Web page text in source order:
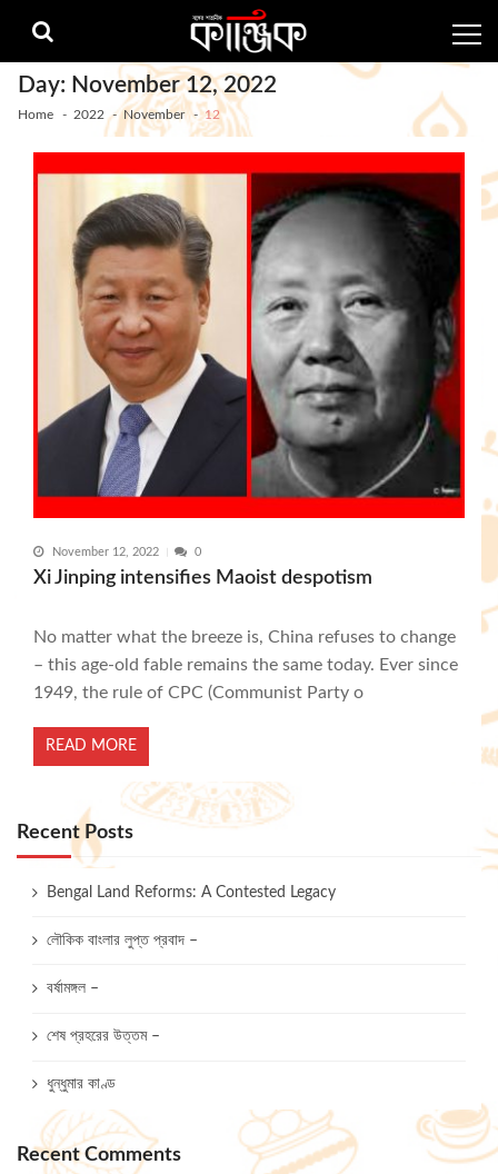
navigation
content
Day: November 12, 2022
Home 2022 November 12
November 12, 2022 0
Xi Jinping intensifies Maoist despotism
No matter what the breeze is, China refuses to change
– this age-old fable remains the same today. Ever since
1949, the rule of CPC (Communist Party o
READ MORE
Recent Posts
Bengal Land Reforms: A Contested Legacy
লৌকিক বাংলার লুপ্ত প্রবাদ –
বর্ষামঙ্গল –
শেষ প্রহরের উত্তম –
ধুন্ধুমার কাণ্ড
Recent Comments